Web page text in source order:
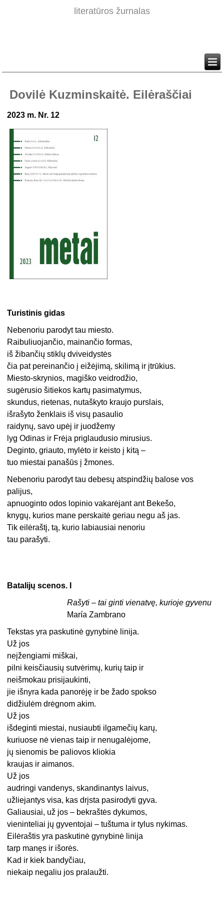
literatūros žurnalas
Dovilė Kuzminskaitė. Eilėraščiai
2023 m. Nr. 12
Turistinis gidas
Nebenoriu parodyt tau miesto.
Raibuliuojančio, mainančio formas,
iš žibančių stiklų dviveidystės
čia pat pereinančio į eižėjimą, skilimą ir įtrūkius.
Miesto-skrynios, magiško veidrodžio,
sugėrusio šitiekos kartų pasimatymus,
skundus, rietenas, nutaškyto kraujo purslais,
išrašyto ženklais iš visų pasaulio
raidynų, savo upėj ir juodžemy
lyg Odinas ir Frėja priglaudusio mirusius.
Deginto, griauto, mylėto ir keisto į kitą –
tuo miestai panašūs į žmones.
Nebenoriu parodyt tau debesų atspindžių balose vos
palijus,
apnuoginto odos lopinio vakarėjant ant Bekešo,
knygų, kurios mane perskaitė geriau negu aš jas.
Tik eilėraštį, tą, kurio labiausiai nenoriu
tau parašyti.
Batalijų scenos. I
Rašyti – tai ginti vienatvę, kurioje gyvenu
María Zambrano
Tekstas yra paskutinė gynybinė linija.
Už jos
neįžengiami miškai,
pilni keisčiausių sutvėrimų, kurių taip ir
neišmokau prisijaukinti,
jie išnyra kada panorėję ir be žado spokso
didžiulėm drėgnom akim.
Už jos
išdeginti miestai, nusiaubti ilgamečių karų,
kuriuose nė vienas taip ir nenugalėjome,
jų sienomis be paliovos kliokia
kraujas ir aimanos.
Už jos
audringi vandenys, skandinantys laivus,
užliejantys visa, kas drįsta pasirodyti gyva.
Galiausiai, už jos – bekraštės dykumos,
vieninteliai jų gyventojai – tuštuma ir tylus nykimas.
Eilėraštis yra paskutinė gynybinė linija
tarp manęs ir išorės.
Kad ir kiek bandyčiau,
niekaip negaliu jos pralaužti.